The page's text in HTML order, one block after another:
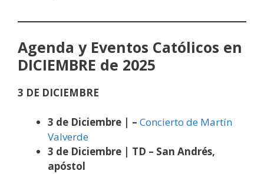
Agenda y Eventos Católicos en
DICIEMBRE de 2025
3 DE DICIEMBRE
3 de Diciembre | – Concierto de Martín
Valverde
3 de Diciembre | TD – San Andrés,
apóstol